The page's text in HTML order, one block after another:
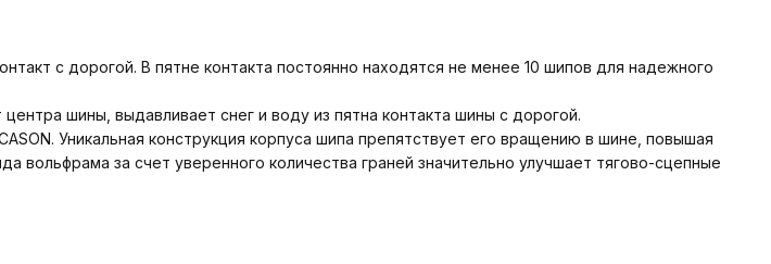
с дорогой. В пятне контакта постоянно находятся не менее 10 шипов для надежного
шины, выдавливает снег и воду из пятна контакта шины с дорогой.
Уникальная конструкция корпуса шипа препятствует его вращению в шине, повышая
вольфрама за счет уверенного количества граней значительно улучшает тягово-сцепные